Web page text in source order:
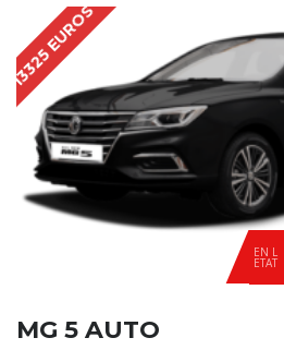
13325 EUROS
EN L
ETAT
MG 5 AUTO